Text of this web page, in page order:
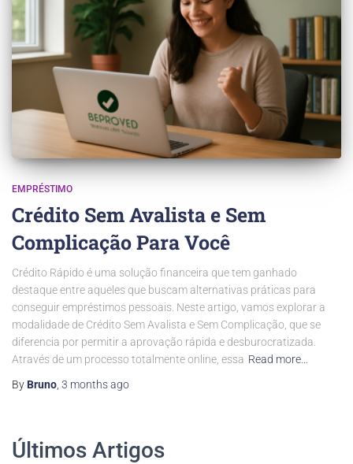
EMPRÉSTIMO
Crédito Sem Avalista e Sem
Complicação Para Você
Crédito Rápido é uma solução financeira que tem ganhado
destaque entre aqueles que buscam alternativas práticas para
conseguir empréstimos pessoais. Neste artigo, vamos explorar a
modalidade de Crédito Sem Avalista e Sem Complicação, que se
diferencia por permitir a aprovação rápida e desburocratizada.
Através de um processo totalmente online, essa Read more…
By Bruno 3 monthsago
Últimos Artigos